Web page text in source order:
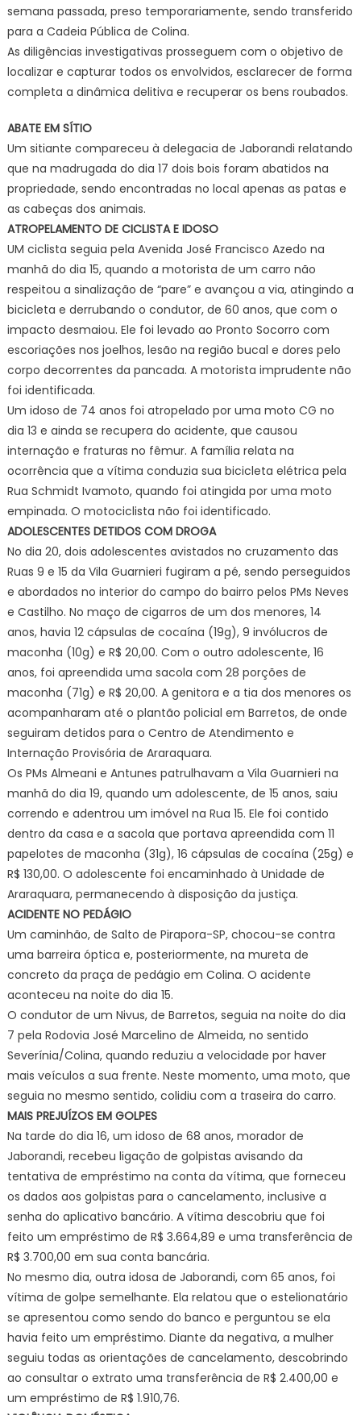
semana passada, preso temporariamente, sendo transferido
para a Cadeia Pública de Colina.
As diligências investigativas prosseguem com o objetivo de
localizar e capturar todos os envolvidos, esclarecer de forma
completa a dinâmica delitiva e recuperar os bens roubados.
ABATE EM SÍTIO
Um sitiante compareceu à delegacia de Jaborandi relatando
que na madrugada do dia 17 dois bois foram abatidos na
propriedade, sendo encontradas no local apenas as patas e
as cabeças dos animais.
ATROPELAMENTO DE CICLISTA E IDOSO
UM ciclista seguia pela Avenida José Francisco Azedo na
manhã do dia 15, quando a motorista de um carro não
respeitou a sinalização de “pare” e avançou a via, atingindo a
bicicleta e derrubando o condutor, de 60 anos, que com o
impacto desmaiou. Ele foi levado ao Pronto Socorro com
escoriações nos joelhos, lesão na região bucal e dores pelo
corpo decorrentes da pancada. A motorista imprudente não
foi identificada.
Um idoso de 74 anos foi atropelado por uma moto CG no
dia 13 e ainda se recupera do acidente, que causou
internação e fraturas no fêmur. A família relata na
ocorrência que a vítima conduzia sua bicicleta elétrica pela
Rua Schmidt Ivamoto, quando foi atingida por uma moto
empinada. O motociclista não foi identificado.
ADOLESCENTES DETIDOS COM DROGA
No dia 20, dois adolescentes avistados no cruzamento das
Ruas 9 e 15 da Vila Guarnieri fugiram a pé, sendo perseguidos
e abordados no interior do campo do bairro pelos PMs Neves
e Castilho. No maço de cigarros de um dos menores, 14
anos, havia 12 cápsulas de cocaína (19g), 9 invólucros de
maconha (10g) e R$ 20,00. Com o outro adolescente, 16
anos, foi apreendida uma sacola com 28 porções de
maconha (71g) e R$ 20,00. A genitora e a tia dos menores os
acompanharam até o plantão policial em Barretos, de onde
seguiram detidos para o Centro de Atendimento e
Internação Provisória de Araraquara.
Os PMs Almeani e Antunes patrulhavam a Vila Guarnieri na
manhã do dia 19, quando um adolescente, de 15 anos, saiu
correndo e adentrou um imóvel na Rua 15. Ele foi contido
dentro da casa e a sacola que portava apreendida com 11
papelotes de maconha (31g), 16 cápsulas de cocaína (25g) e
R$ 130,00. O adolescente foi encaminhado à Unidade de
Araraquara, permanecendo à disposição da justiça.
ACIDENTE NO PEDÁGIO
Um caminhão, de Salto de Pirapora-SP, chocou-se contra
uma barreira óptica e, posteriormente, na mureta de
concreto da praça de pedágio em Colina. O acidente
aconteceu na noite do dia 15.
O condutor de um Nivus, de Barretos, seguia na noite do dia
7 pela Rodovia José Marcelino de Almeida, no sentido
Severínia/Colina, quando reduziu a velocidade por haver
mais veículos a sua frente. Neste momento, uma moto, que
seguia no mesmo sentido, colidiu com a traseira do carro.
MAIS PREJUÍZOS EM GOLPES
Na tarde do dia 16, um idoso de 68 anos, morador de
Jaborandi, recebeu ligação de golpistas avisando da
tentativa de empréstimo na conta da vítima, que forneceu
os dados aos golpistas para o cancelamento, inclusive a
senha do aplicativo bancário. A vítima descobriu que foi
feito um empréstimo de R$ 3.664,89 e uma transferência de
R$ 3.700,00 em sua conta bancária.
No mesmo dia, outra idosa de Jaborandi, com 65 anos, foi
vítima de golpe semelhante. Ela relatou que o estelionatário
se apresentou como sendo do banco e perguntou se ela
havia feito um empréstimo. Diante da negativa, a mulher
seguiu todas as orientações de cancelamento, descobrindo
ao consultar o extrato uma transferência de R$ 2.400,00 e
um empréstimo de R$ 1.910,76.